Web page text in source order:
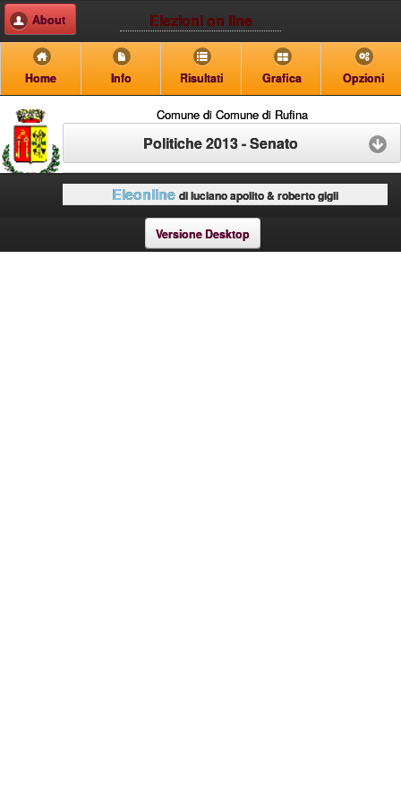
Elezioni on line
About
Home Info Risultati Grafica Opzioni
Comune di Comune di Rufina
Politiche 2013 - Senato
Eleonline di luciano apolito & roberto gigli
Versione Desktop